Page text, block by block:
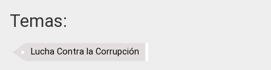
Temas:
Lucha Contra la Corrupción